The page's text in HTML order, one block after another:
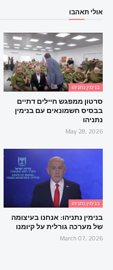
אולי תאהבו
בנימין נתניהו
סרטון ממפגש חיילים דתיים
בבסיס חשמונאים עם בנימין
נתניהו
May 28, 2026
בנימין נתניהו
בנימין נתניהו: אנחנו בעיצומה
של מערכה גורלית על קיומנו
March 07, 2026